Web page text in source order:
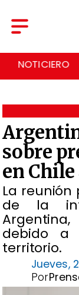
NACIONAL
sobre
en
La reunión
de la
debido a
territorio.
Jueves,
Por